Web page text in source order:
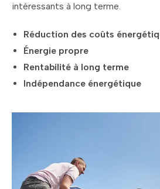
intéressants à long terme.
Réduction des coûts
Énergie propre
Rentabilité à long terme
Indépendance énergétique